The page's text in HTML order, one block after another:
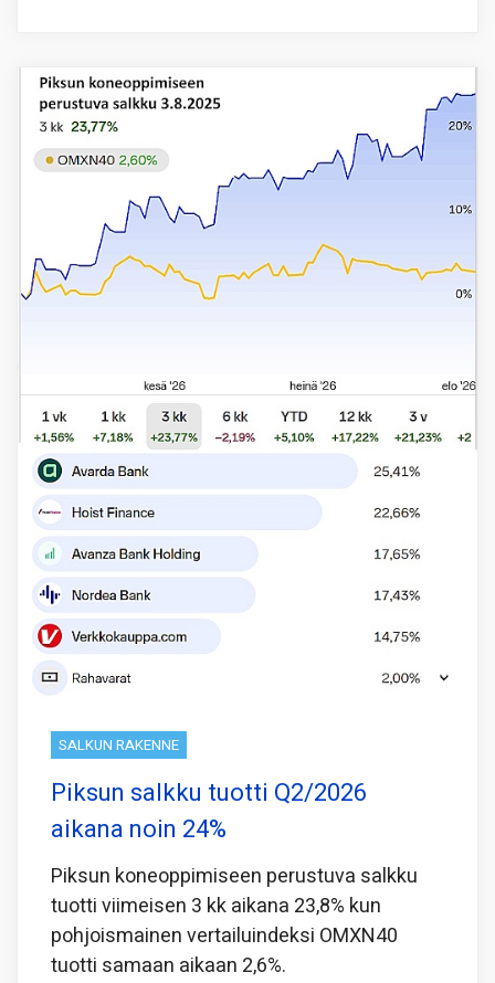
SALKUN RAKENNE
Piksun salkku tuotti Q2/2026
aikana noin 24%
Piksun koneoppimiseen perustuva salkku
tuotti viimeisen 3 kk aikana 23,8% kun
pohjoismainen vertailuindeksi OMXN40
tuotti samaan aikaan 2,6%.